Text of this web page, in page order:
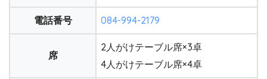
電話番号 084-994-2179
席
2人がけテーブル席×3卓
4人がけテーブル席×4卓